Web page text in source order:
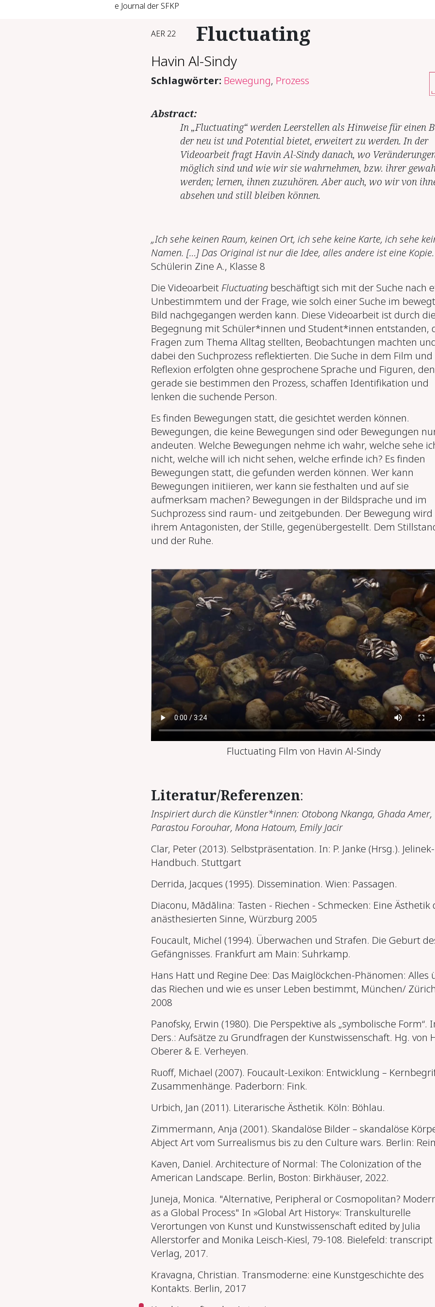
e Journal der SFKP
AER 22 Fluctuating
Havin Al-Sindy
Schlagwörter: Bewegung, Prozess
Abstract:
In „Fluctuating“ werden Leerstellen als Hinweise für einen
der neu ist und Potential bietet, erweitert zu werden. In der
Videoarbeit fragt Havin Al-Sindy danach, wo
möglich sind und wie wir sie wahrnehmen, bzw. ihrer
werden; lernen, ihnen zuzuhören. Aber auch, wo wir von
absehen und still bleiben können.
„Ich sehe keinen Raum, keinen Ort, ich sehe keine Karte, ich sehe
Namen. […] Das Original ist nur die Idee, alles andere ist eine
Schülerin Zine A., Klasse 8
Die Videoarbeit Fluctuatingbeschäftigt sich mit der Suche nach
Unbestimmtem und der Frage, wie solch einer Suche im
Bild nachgegangen werden kann. Diese Videoarbeit ist durch
Begegnung mit Schüler*innen und Student*innen entstanden,
Fragen zum Thema Alltag stellten, Beobachtungen machten
dabei den Suchprozess reflektierten. Die Suche in dem Film
Reflexion erfolgten ohne gesprochene Sprache und Figuren,
gerade sie bestimmen den Prozess, schaffen Identifikation und
lenken die suchende Person.
Es finden Bewegungen statt, die gesichtet werden können.
Bewegungen, die keine Bewegungen sind oder Bewegungen
andeuten. Welche Bewegungen nehme ich wahr, welche sehe
nicht, welche will ich nicht sehen, welche erfinde ich? Es finden
Bewegungen statt, die gefunden werden können. Wer kann
Bewegungen initiieren, wer kann sie festhalten und auf sie
aufmerksam machen? Bewegungen in der Bildsprache und im
Suchprozess sind raum- und zeitgebunden. Der Bewegung wird
ihrem Antagonisten, der Stille, gegenübergestellt. Dem
und der Ruhe.
Fluctuating Film von Havin Al-Sindy
Literatur/Referenzen:
Inspiriert durch die Künstler*innen: Otobong Nkanga, Ghada Amer,
Parastou Forouhar, Mona Hatoum, Emily Jacir
Clar, Peter (2013). Selbstpräsentation. In: P. Janke (Hrsg.). Jelinek-
Handbuch. Stuttgart
Derrida, Jacques (1995). Dissemination. Wien: Passagen.
Diaconu, Mădălina: Tasten - Riechen - Schmecken: Eine Ästhetik
anästhesierten Sinne, Würzburg 2005
Foucault, Michel (1994). Überwachen und Strafen. Die Geburt
Gefängnisses. Frankfurt am Main: Suhrkamp.
Hans Hatt und Regine Dee: Das Maiglöckchen-Phänomen: Alles
das Riechen und wie es unser Leben bestimmt, München/
2008
Panofsky, Erwin (1980). Die Perspektive als „symbolische Form“.
Ders.: Aufsätze zu Grundfragen der Kunstwissenschaft. Hg. von
Oberer & E. Verheyen.
Ruoff, Michael (2007). Foucault-Lexikon: Entwicklung –
Zusammenhänge. Paderborn: Fink.
Urbich, Jan (2011). Literarische Ästhetik. Köln: Böhlau.
Zimmermann, Anja (2001). Skandalöse Bilder – skandalöse
Abject Art vom Surrealismus bis zu den Culture wars. Berlin:
Kaven, Daniel. Architecture of Normal: The Colonization of the
American Landscape. Berlin, Boston: Birkhäuser, 2022.
Juneja, Monica. "Alternative, Peripheral or Cosmopolitan?
as a Global Process" In »Global Art History«: Transkulturelle
Verortungen von Kunst und Kunstwissenschaft edited by Julia
Allerstorfer and Monika Leisch-Kiesl, 79-108. Bielefeld: transcript
Verlag, 2017.
Kravagna, Christian. Transmoderne: eine Kunstgeschichte des
Kontakts. Berlin, 2017